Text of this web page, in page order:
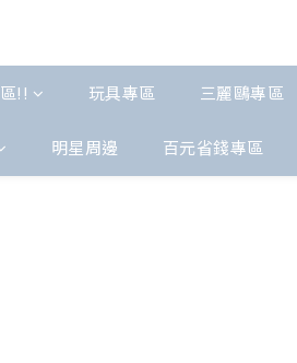
!! 玩具專區 三麗鷗專區
明星周邊 百元省錢專區